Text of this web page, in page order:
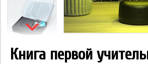
Книга первой